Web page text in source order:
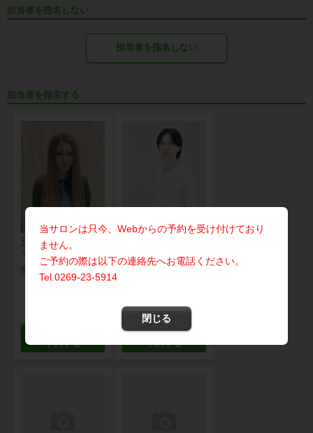
当サロンは只今、Webからの予約を受け付けており
ません。
ご予約の際は以下の連絡先へお電話ください。
Tel.0269-23-5914
閉じる
担当者を指名しない
担当者を指名しない
担当者を指名する
沼田 縁
ディレクター
指名料 ￥1100円
予約する
指名して
予約する